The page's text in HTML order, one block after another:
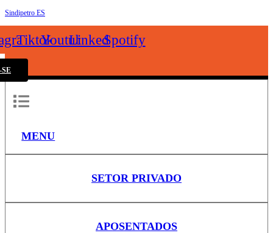
Sindipetro ES
TiktokYoutubeLinkedinSpotify
MENU
SETOR PRIVADO
APOSENTADOS